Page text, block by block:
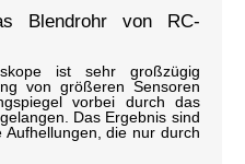
Blendrohr von RC-
ist sehr großzügig
von größeren Sensoren
vorbei durch das
Das Ergebnis sind
die nur durch